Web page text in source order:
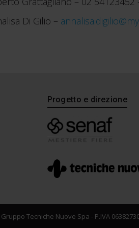
Di Gilio –
Progetto e direzione
Tecniche Nuove Spa - P.IVA